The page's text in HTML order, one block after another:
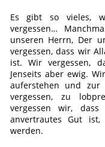
Es gibt so vieles,
vergessen…
unseren Herrn, Der
vergessen, dass wir
ist. Wir vergessen,
Jenseits aber ewig.
auferstehen und zur
vergessen, zu
vergessen wir,
anvertrautes Gut
werden.